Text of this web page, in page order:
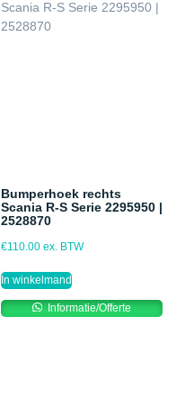
Bumperhoek rechts
Scania R-S Serie 2295950 |
2528870
€110.00 ex. BTW
In winkelmand
Informatie/Offerte